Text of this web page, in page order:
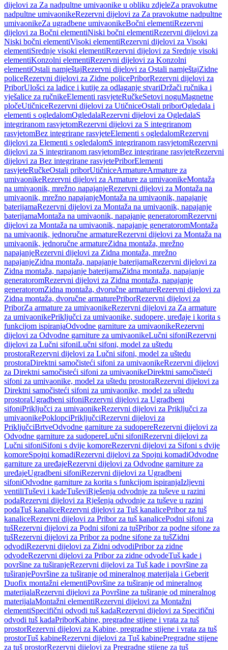
dijelovi za Za nadpultne umivaonike u obliku zdjeleZa pravokutne
nadpultne umivaonikeRezervni dijelovi za Za pravokutne nadpultne
umivaonikeZa ugradbene umivaonikeBočni elementiRezervni
dijelovi za Bočni elementiNiski bočni elementiRezervni dijelovi za
Niski bočni elementiVisoki elementiRezervni dijelovi za Visoki
elementiSrednje visoki elementiRezervni dijelovi za Srednje visoki
elementiKonzolni elementiRezervni dijelovi za Konzolni
elementiOstali namještajRezervni dijelovi za Ostali namještajZidne
policeRezervni dijelovi za Zidne policePriborRezervni dijelovi za
PriborUlošci za ladice i kutije za odlaganje stvariDržači ručnika i
vješalice za ručnikeElementi rasvjeteRučkeSetovi noguMagnetne
pločeUtičniceRezervni dijelovi za UtičniceOstali priborOgledala i
elementi s ogledalomOgledalaRezervni dijelovi za OgledalaS
integriranom rasvjetomRezervni dijelovi za S integriranom
rasvjetomBez integrirane rasvjeteElementi s ogledalomRezervni
dijelovi za Elementi s ogledalomS integriranom rasvjetomRezervni
dijelovi za S integriranom rasvjetomBez integrirane rasvjeteRezervni
dijelovi za Bez integrirane rasvjetePriborElementi
rasvjeteRučkeOstali priborUtičniceArmatureArmature za
umivaonikeRezervni dijelovi za Armature za umivaonikeMontaža
na umivaonik, mrežno napajanjeRezervni dijelovi za Montaža na
umivaonik, mrežno napajanjeMontaža na umivaonik, napajanje
baterijamaRezervni dijelovi za Montaža na umivaonik, napajanje
baterijamaMontaža na umivaonik, napajanje generatoromRezervni
dijelovi za Montaža na umivaonik, napajanje generatoromMontaža
na umivaonik, jednoručne armatureRezervni dijelovi za Montaža na
umivaonik, jednoručne armatureZidna montaža, mrežno
napajanjeRezervni dijelovi za Zidna montaža, mrežno
napajanjeZidna montaža, napajanje baterijamaRezervni dijelovi za
Zidna montaža, napajanje baterijamaZidna montaža, napajanje
generatoromRezervni dijelovi za Zidna montaža, napajanje
generatoromZidna montaža, dvoručne armatureRezervni dijelovi za
Zidna montaža, dvoručne armaturePriborRezervni dijelovi za
PriborZa armature za umivaonikeRezervni dijelovi za Za armature
za umivaonikePriključci za umivaonike, sudopere, uređaje i korita s
funkcijom ispiranjaOdvodne garniture za umivaonikeRezervni
dijelovi za Odvodne garniture za umivaonikeLučni sifoniRezervni
dijelovi za Lučni sifoniLučni sifoni, model za uštedu
prostoraRezervni dijelovi za Lučni sifoni, model za uštedu
prostoraDirektni samočisteći sifoni za umivaonikeRezervni dijelovi
za Direktni samočisteći sifoni za umivaonikeDirektni samočisteći
sifoni za umivaonike, model za uštedu prostoraRezervni dijelovi za
Direktni samočisteći sifoni za umivaonike, model za uštedu
prostoraUgradbeni sifoniRezervni dijelovi za Ugradbeni
sifoniPriključci za umivaonikeRezervni dijelovi za Priključci za
umivaonikePoklopciPriključciRezervni dijelovi za
PriključciBrtveOdvodne garniture za sudopereRezervni dijelovi za
Odvodne garniture za sudopereLučni sifoniRezervni dijelovi za
Lučni sifoniSifoni s dvije komoreRezervni dijelovi za Sifoni s dvije
komoreSpojni komadiRezervni dijelovi za Spojni komadiOdvodne
garniture za uređajeRezervni dijelovi za Odvodne garniture za
uređajeUgradbeni sifoniRezervni dijelovi za Ugradbeni
sifoniOdvodne garniture za korita s funkcijom ispiranjaIzljevni
ventiliTuševi i kadeTuševiRješenja odvodnje za tuševe u razini
podaRezervni dijelovi za Rješenja odvodnje za tuševe u razini
podaTuš kanaliceRezervni dijelovi za Tuš kanalicePribor za tuš
kanaliceRezervni dijelovi za Pribor za tuš kanalicePodni sifoni za
tušRezervni dijelovi za Podni sifoni za tušPribor za podne sifone za
tušRezervni dijelovi za Pribor za podne sifone za tušZidni
odvodiRezervni dijelovi za Zidni odvodiPribor za zidne
odvodeRezervni dijelovi za Pribor za zidne odvodeTuš kade i
površine za tuširanjeRezervni dijelovi za Tuš kade i površine za
tuširanjePovršine za tuširanje od mineralnog materijala i Geberit
Duofix montažni elementiPovršine za tuširanje od mineralnog
materijalaRezervni dijelovi za Površine za tuširanje od mineralnog
materijalaMontažni elementiRezervni dijelovi za Montažni
elementiSpecifični odvodi tuš kadaRezervni dijelovi za Specifični
odvodi tuš kadaPriborKabine, pregradne stijene i vrata za tuš
prostorRezervni dijelovi za Kabine, pregradne stijene i vrata za tuš
prostorTuš kabineRezervni dijelovi za Tuš kabinePregradne stijene
za tuš prostorRezervni dijelovi za Pregradne stijene za tuš